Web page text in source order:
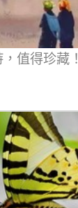
值得珍藏！